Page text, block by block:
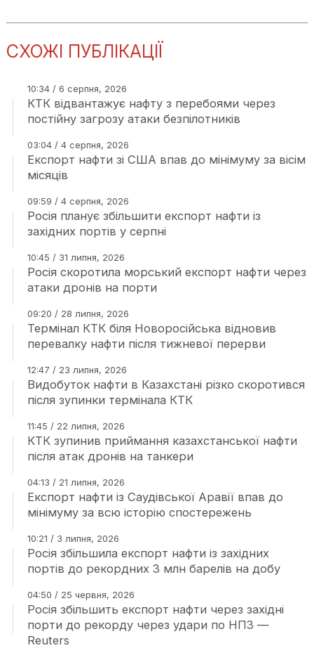
СХОЖІ ПУБЛІКАЦІЇ
10:34 / 6 серпня, 2026
КТК відвантажує нафту з перебоями через
постійну загрозу атаки безпілотників
03:04 / 4 серпня, 2026
Експорт нафти зі США впав до мінімуму за вісім
місяців
09:59 / 4 серпня, 2026
Росія планує збільшити експорт нафти із
західних портів у серпні
10:45 / 31 липня, 2026
Росія скоротила морський експорт нафти через
атаки дронів на порти
09:20 / 28 липня, 2026
Термінал КТК біля Новоросійська відновив
перевалку нафти після тижневої перерви
12:47 / 23 липня, 2026
Видобуток нафти в Казахстані різко скоротився
після зупинки термінала КТК
11:45 / 22 липня, 2026
КТК зупинив приймання казахстанської нафти
після атак дронів на танкери
04:13 / 21 липня, 2026
Експорт нафти із Саудівської Аравії впав до
мінімуму за всю історію спостережень
10:21 / 3 липня, 2026
Росія збільшила експорт нафти із західних
портів до рекордних 3 млн барелів на добу
04:50 / 25 червня, 2026
Росія збільшить експорт нафти через західні
порти до рекорду через удари по НПЗ —
Reuters